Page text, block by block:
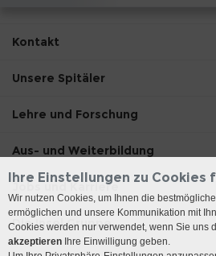
Kontakt
Unsere Spitäler
Lehre und Forschung
Aus- und Weiterbildung
Jobs und Karriere
Die Insel Gruppe
Ihre Einstellungen zu Cookies
Wir nutzen Cookies, um Ihnen die
ermöglichen und unsere Kommunikation mit
Cookies werden nur verwendet, wenn Sie uns
akzeptieren Ihre Einwilligung geben.